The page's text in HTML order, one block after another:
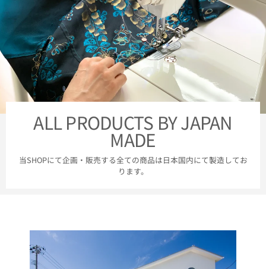
ALL PRODUCTS BY JAPAN
MADE
当SHOPにて企画・販売する全ての商品は日本国内にて製造してお
ります。